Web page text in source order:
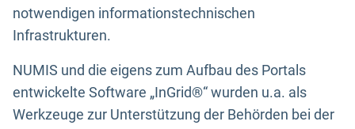
notwendigen informationstechnischen
Infrastrukturen.
NUMIS und die eigens zum Aufbau des Portals
entwickelte Software „InGrid®“ wurden u.a. als
Werkzeuge zur Unterstützung der Behörden bei der